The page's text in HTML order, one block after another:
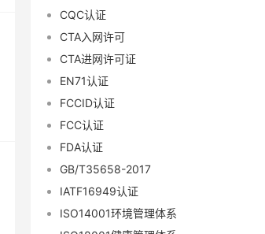
CQC认证
CTA入网许可
CTA进网许可证
EN71认证
FCCID认证
FCC认证
FDA认证
GB/T35658-2017
IATF16949认证
ISO14001环境管理体系